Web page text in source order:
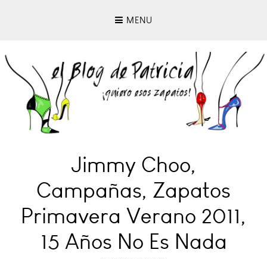
MENU
Jimmy Choo,
Campañas, Zapatos
Primavera Verano 2011,
15 Años No Es Nada